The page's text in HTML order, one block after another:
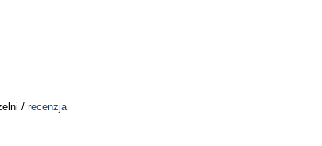
/ recenzja